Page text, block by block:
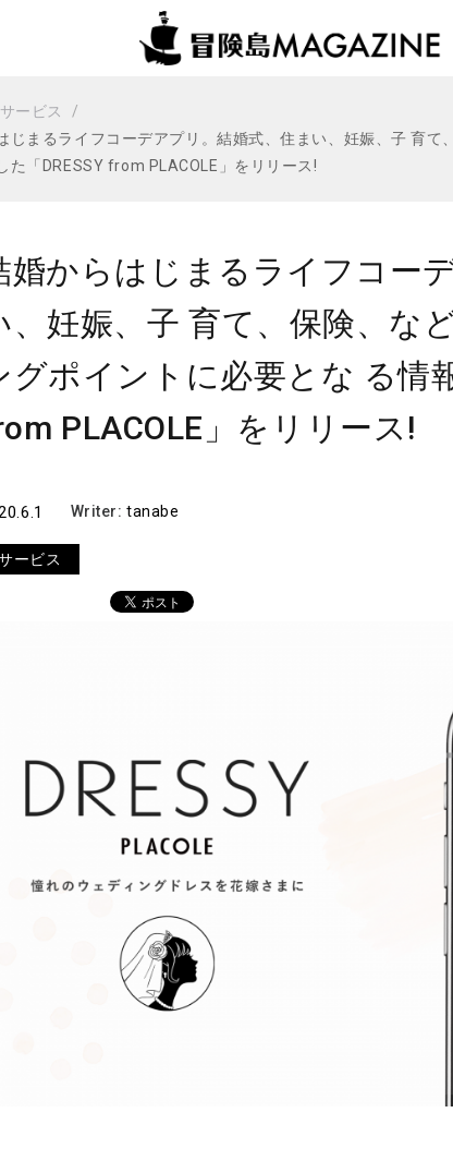
サービス
じまるライフコーデアプリ。結婚式、住まい、妊娠、子 育
た「DRESSY from PLACOLE」をリリース!
婚からはじまるライフコー
、妊娠、子 育て、保険、な
グポイントに必要とな る情
PLACOLE」をリリース!
Writer:tanabe
ービス